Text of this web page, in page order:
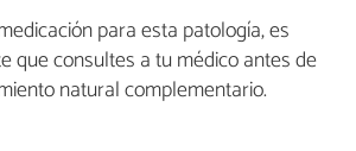
para esta patología, es
que consultes a tu médico antes de
natural complementario.